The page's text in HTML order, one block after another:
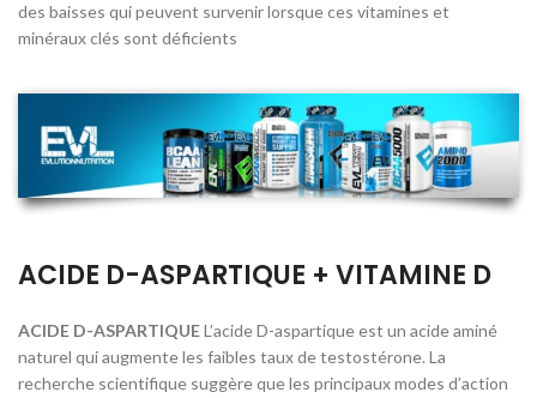
des baisses qui peuvent survenir lorsque ces vitamines et
minéraux clés sont déficients
ACIDE D-ASPARTIQUE + VITAMINE D
ACIDE D-ASPARTIQUEL’acide D-aspartique est un acide aminé
naturel qui augmente les faibles taux de testostérone. La
recherche scientifique suggère que les principaux modes d’action